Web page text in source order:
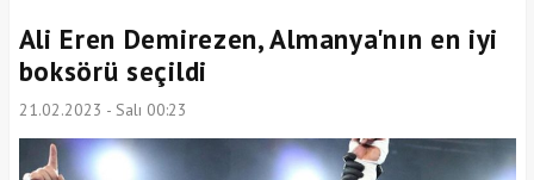
Ali Eren Demirezen, Almanya'nın en iyi
boksörü seçildi
21.02.2023 - Salı 00:23